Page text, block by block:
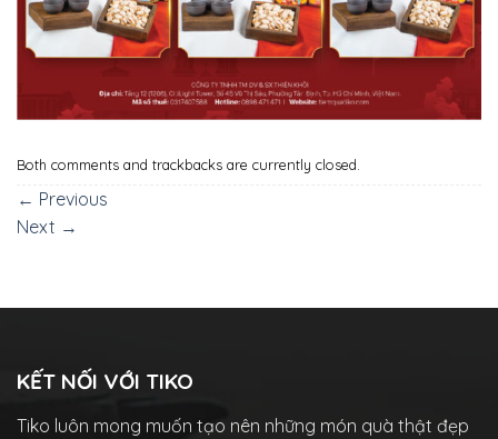
Both comments and trackbacks are currently closed.
← Previous
Next →
KẾT NỐI VỚI TIKO
Tiko luôn mong muốn tạo nên những món quà thật đẹp